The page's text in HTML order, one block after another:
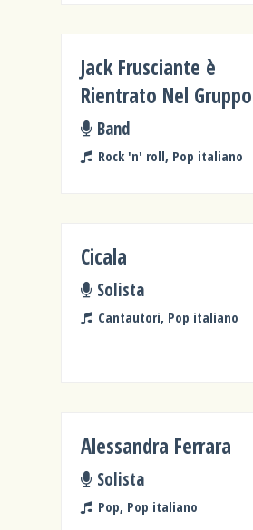
Jack Frusciante è
Rientrato Nel Gruppo
Band
Rock 'n' roll, Pop italiano
Cicala
Solista
Cantautori, Pop italiano
Alessandra Ferrara
Solista
Pop, Pop italiano